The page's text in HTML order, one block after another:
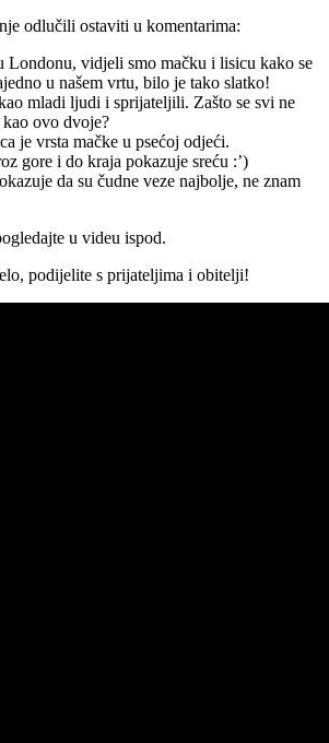
odlučili ostaviti u komentarima:
Londonu, vidjeli smo mačku i lisicu kako se
u našem vrtu, bilo je tako slatko!
mladi ljudi i sprijateljili. Zašto se svi ne
ovo dvoje?
je vrsta mačke u psećoj odjeći.
gore i do kraja pokazuje sreću :’)
da su čudne veze najbolje, ne znam
u videu ispod.
podijelite s prijateljima i obitelji!